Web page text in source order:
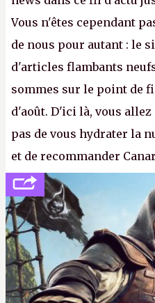
Vous n'êtes cependant
de nous pour autant : le
d'articles flambants
sommes sur le point de
d'août. D'ici là, vous
pas de vous hydrater la
et de recommander
votre famille et aux
dans la rue. Bon été à